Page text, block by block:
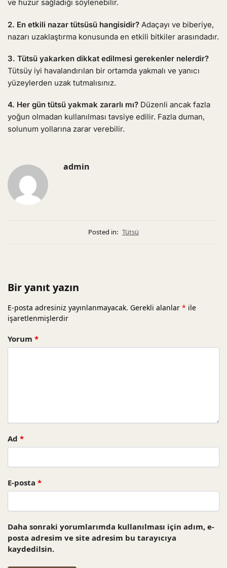
ve huzur sağladığı söylenebilir.
2. En etkili nazar tütsüsü hangisidir? Adaçayı ve biberiye,
nazarı uzaklaştırma konusunda en etkili bitkiler arasındadır.
3. Tütsü yakarken dikkat edilmesi gerekenler nelerdir?
Tütsüy iyi havalandırılan bir ortamda yakmalı ve yanıcı
yüzeylerden uzak tutmalısınız.
4. Her gün tütsü yakmak zararlı mı? Düzenli ancak fazla
yoğun olmadan kullanılması tavsiye edilir. Fazla duman,
solunum yollarına zarar verebilir.
admin
Posted in: Tütsü
Bir yanıt yazın
E-posta adresiniz yayınlanmayacak. Gerekli alanlar * ile
işaretlenmişlerdir
Yorum *
Ad *
E-posta *
Daha sonraki yorumlarımda kullanılması için adım, e-
posta adresim ve site adresim bu tarayıcıya
kaydedilsin.